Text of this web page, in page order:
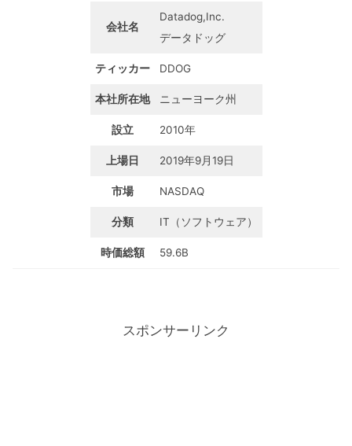
会社名
Datadog,Inc.
データドッグ
ティッカー DDOG
本社所在地 ニューヨーク州
設立 2010年
上場日 2019年9月19日
市場 NASDAQ
分類 IT（ソフトウェア）
時価総額 59.6B
スポンサーリンク